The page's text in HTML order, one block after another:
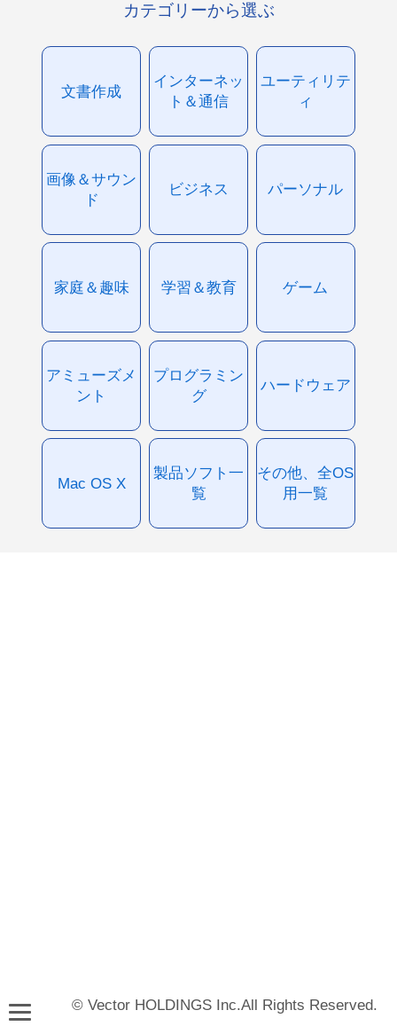
カテゴリーから選ぶ
文書作成
インターネッ
ト＆通信
ユーティリテ
ィ
画像＆サウン
ド
ビジネス パーソナル
家庭＆趣味 学習＆教育 ゲーム
アミューズメ
ント
プログラミン
グ
ハードウェア
Mac OS X
製品ソフト一
覧
その他、全OS
用一覧
© Vector HOLDINGS Inc.All Rights Reserved.